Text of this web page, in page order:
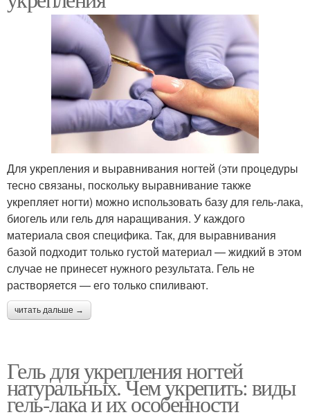
Для укрепления и выравнивания ногтей (эти процедуры
тесно связаны, поскольку выравнивание также
укрепляет ногти) можно использовать базу для гель-лака,
биогель или гель для наращивания. У каждого
материала своя специфика. Так, для выравнивания
базой подходит только густой материал — жидкий в этом
случае не принесет нужного результата. Гель не
растворяется — его только спиливают.
читать дальше →
Гель для укрепления ногтей
натуральных. Чем укрепить: виды
гель-лака и их особенности